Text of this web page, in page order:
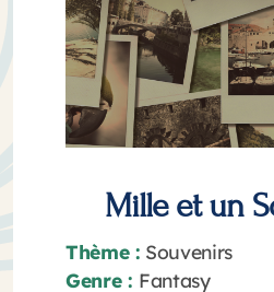
Mille et un
Thème : Souvenirs
Genre : Fantasy